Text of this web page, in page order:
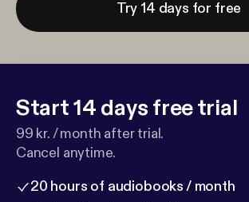
Try 14 days for free
Start 14 days free trial
99 kr. / month after trial.
Cancel anytime.
20 hours of audiobooks / month